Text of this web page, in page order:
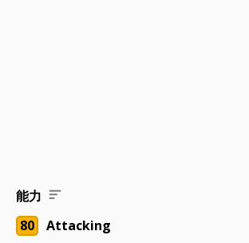
能力
80
Attacking